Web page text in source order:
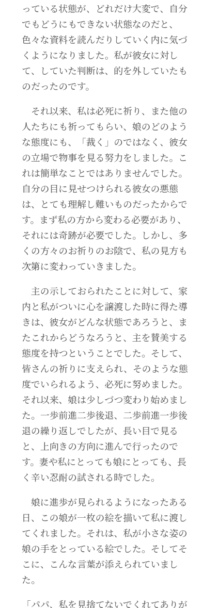
っている状態が、どれだけ大変で、自分
でもどうにもできない状態なのだと、
色々な資料を読んだりしていく内に気づ
くようになりました。私が彼女に対し
て、していた判断は、的を外していたも
のだったのです。
それ以来、私は必死に祈り、また他の
人たちにも祈ってもらい、娘のどのよう
な態度にも、「裁く」のではなく、彼女
の立場で物事を見る努力をしました。こ
れは簡単なことではありませんでした。
自分の目に見せつけられる彼女の悪態
は、とても理解し難いものだったからで
す。まず私の方から変わる必要があり、
それには奇跡が必要でした。しかし、多
くの方々のお祈りのお陰で、私の見方も
次第に変わっていきました。
主の示しておられたことに対して、家
内と私がついに心を譲渡した時に得た導
きは、彼女がどんな状態であろうと、ま
たこれからどうなろうと、主を賛美する
態度を持つということでした。そして、
皆さんの祈りに支えられ、そのような態
度でいられるよう、必死に努めました。
それ以来、娘は少しづつ変わり始めまし
た。一歩前進二歩後退、二歩前進一歩後
退の繰り返しでしたが、長い目で見る
と、上向きの方向に進んで行ったので
す。妻や私にとっても娘にとっても、長
く辛い忍耐の試される時でした。
娘に進歩が見られるようになったある
日、この娘が一枚の絵を描いて私に渡し
てくれました。それは、私が小さな姿の
娘の手をとっている絵でした。そしてそ
こに、こんな言葉が添えられていまし
た。
「パパ、私を見捨てないでくれてありが